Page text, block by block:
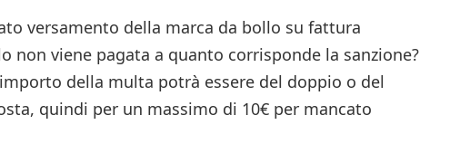
versamento della marca da bollo su fattura
non viene pagata a quanto corrisponde la sanzione?
della multa potrà essere del doppio o del
quindi per un massimo di 10€ per mancato